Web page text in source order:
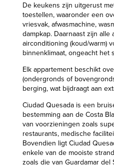
De keukens zijn uitgerust
toestellen, waaronder een
vriesvak, afwasmachine,
dampkap. Daarnaast zijn
airconditioning (koud/warm)
binnenklimaat, ongeacht het
Elk appartement beschikt
(ondergronds of
berging, wat bijdraagt aan
Ciudad Quesada is een
bestemming aan de Costa
van voorzieningen zoals
restaurants, medische
Bovendien ligt Ciudad
enkele van de mooiste
zoals die van Guardamar del